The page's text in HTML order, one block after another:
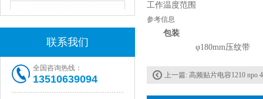
联系我们
全国咨询热线：
13510639094
工作温度范围
参考信息
包装
φ180mm压纹带
上一篇: 高频贴片电容1210 npo